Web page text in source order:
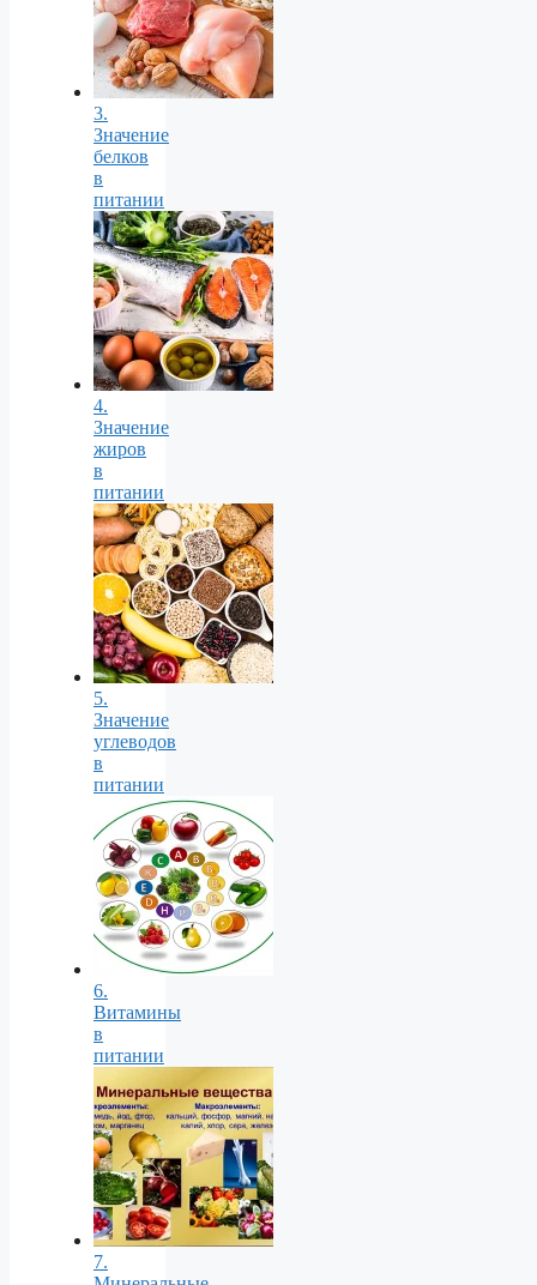
3.
Значение
белков
в
питании
4.
Значение
жиров
в
питании
5.
Значение
углеводов
в
питании
6.
Витамины
в
питании
7.